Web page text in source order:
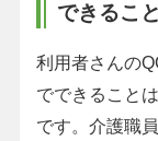
できるこ
利用者さんの
でできること
です。介護職